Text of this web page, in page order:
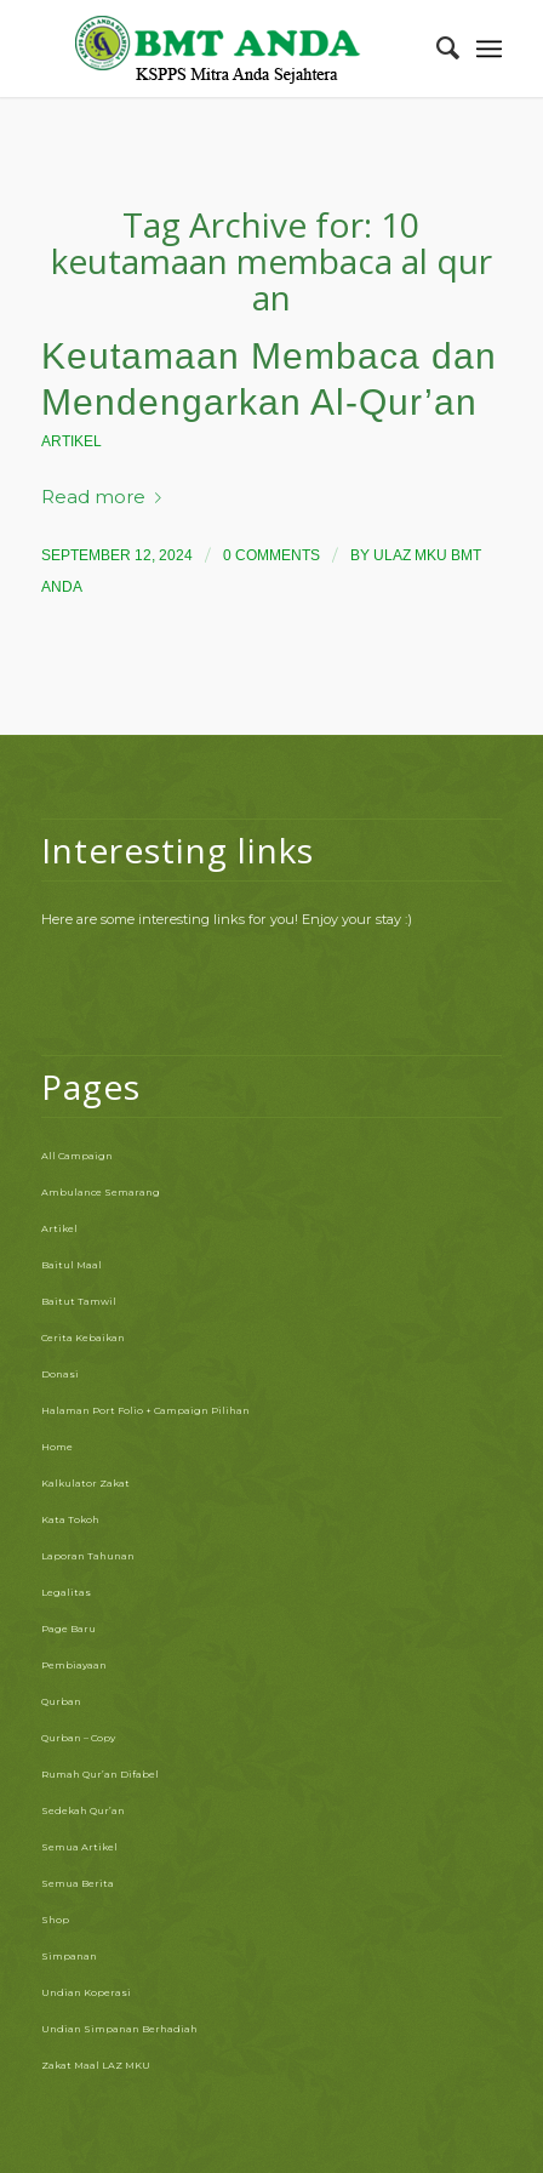
Tag Archive for: 10
keutamaan membaca al qur
an
Keutamaan Membaca dan
Mendengarkan Al-Qur’an
ARTIKEL
Read more
SEPTEMBER 12, 2024 / 0 COMMENTS / BY ULAZ MKU BMT
ANDA
Interesting links
Here are some interesting links for you! Enjoy your stay :)
Pages
All Campaign
Ambulance Semarang
Artikel
Baitul Maal
Baitut Tamwil
Cerita Kebaikan
Donasi
Halaman Port Folio + Campaign Pilihan
Home
Kalkulator Zakat
Kata Tokoh
Laporan Tahunan
Legalitas
Page Baru
Pembiayaan
Qurban
Qurban – Copy
Rumah Qur’an Difabel
Sedekah Qur’an
Semua Artikel
Semua Berita
Shop
Simpanan
Undian Koperasi
Undian Simpanan Berhadiah
Zakat Maal LAZ MKU